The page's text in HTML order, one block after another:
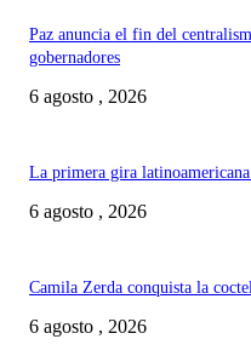
Paz anuncia el fin del
gobernadores
6 agosto , 2026
La primera gira
6 agosto , 2026
Camila Zerda conquista la
6 agosto , 2026